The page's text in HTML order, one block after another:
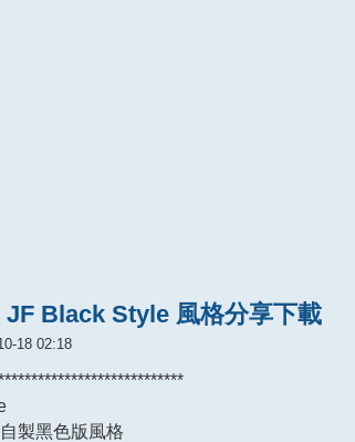
JF Black Style 風格分享下載
18 02:18
製黑色版風格